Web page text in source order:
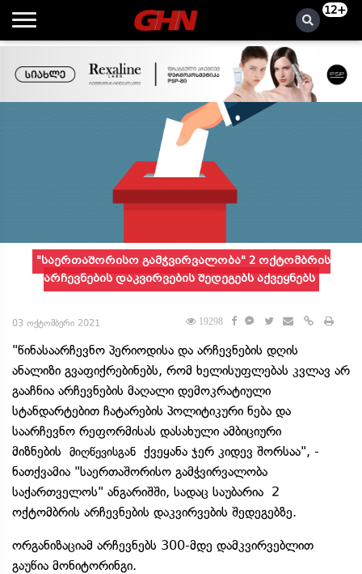
12+
"საერთაშორისო გამჭვირვალობა" 2 ოქტომბრის
არჩევნების დაკვირვების შედეგებს აქვეყნებს
03 ოქტომბერი 2021 19298
"წინასაარჩევნო პერიოდისა და არჩევნების დღის
ანალიზი გვაფიქრებინებს, რომ ხელისუფლებას კვლავ არ
გააჩნია არჩევნების მაღალი დემოკრატიული
სტანდარტებით ჩატარების პოლიტიკური ნება და
საარჩევნო რეფორმისას დასახული ამბიციური
მიზნების მიღწევისგან ქვეყანა ჯერ კიდევ შორსაა", -
ნათქვამია "საერთაშორისო გამჭვირვალობა
საქართველოს" ანგარიშში, სადაც საუბარია 2
ოქტომბრის არჩევნების დაკვირვების შედეგებზე.
ორგანიზაციამ არჩევნებს 300-მდე დამკვირვებლით
გაუწია მონიტორინგი.